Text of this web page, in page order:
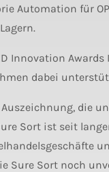
Automation für
Innovation
dabei
die
Sort ist seit
Sure Sort noch